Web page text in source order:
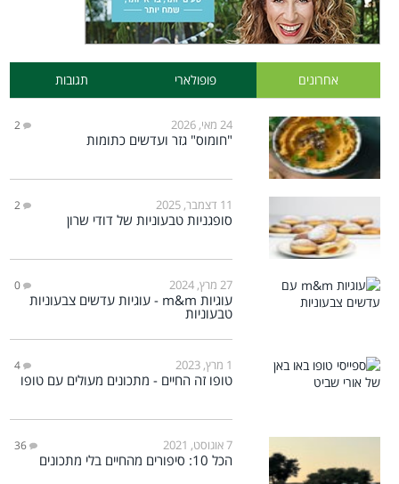
אחרונים פופולארי תגובות
24 מאי, 2026 2
"חומוס" גזר ועדשים כתומות
11 דצמבר, 2025 2
סופגניות טבעוניות של דודי שרון
27 מרץ, 2024 0
עוגיות m&m - עוגיות עדשים צבעוניות
טבעוניות
1 מרץ, 2023 4
טופו זה החיים - מתכונים מעולים עם טופו
7 אוגוסט, 2021 36
הכל 10: סיפורים מהחיים בלי מתכונים